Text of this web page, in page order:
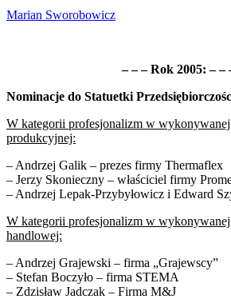
Marian Sworobowicz
– – – Rok 2005: – –
Nominacje do Statuetki
W kategorii profesjonalizm w wykonywanej
produkcyjnej:
– Andrzej Galik – prezes firmy Thermaflex
– Jerzy Skonieczny – właściciel firmy
– Andrzej Lepak-Przybyłowicz i Edward
W kategorii profesjonalizm w wykonywanej
handlowej:
– Andrzej Grajewski – firma „Grajewscy”
– Stefan Boczyło – firma STEMA
– Zdzisław Jadczak – Firma M&J